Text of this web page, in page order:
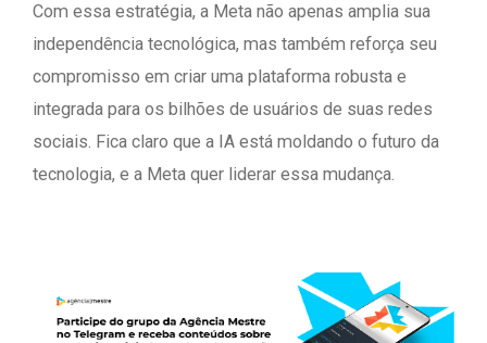
Com essa estratégia, a Meta não apenas amplia sua
independência tecnológica, mas também reforça seu
compromisso em criar uma plataforma robusta e
integrada para os bilhões de usuários de suas redes
sociais. Fica claro que a IA está moldando o futuro da
tecnologia, e a Meta quer liderar essa mudança.